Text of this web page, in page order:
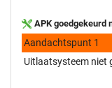
APK goedgekeurd
Aandachtspunt 1
Uitlaatsysteem niet